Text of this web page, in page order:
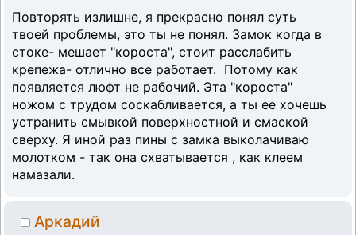
Повторять излишне, я прекрасно понял суть
твоей проблемы, это ты не понял. Замок когда в
стоке- мешает "короста", стоит расслабить
крепежа- отлично все работает. Потому как
появляется люфт не рабочий. Эта "короста"
ножом с трудом соскабливается, а ты ее хочешь
устранить смывкой поверхностной и смаской
сверху. Я иной раз пины с замка выколачиваю
молотком - так она схватывается , как клеем
намазали.
Аркадий